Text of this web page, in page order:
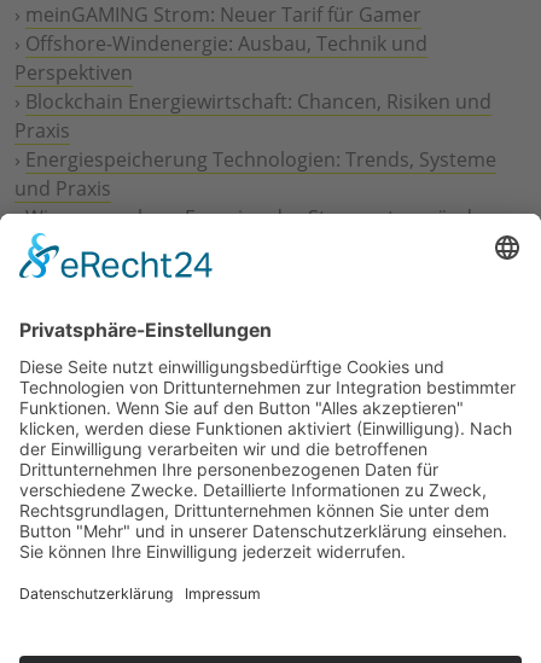
› meinGAMING Strom: Neuer Tarif für Gamer
› Offshore-Windenergie: Ausbau, Technik und
Perspektiven
› Blockchain Energiewirtschaft: Chancen, Risiken und
Praxis
› Energiespeicherung Technologien: Trends, Systeme
und Praxis
›Wie erneuerbare Energien das Stromnetz verändern
Digitalisierung Energiewirtschaft: Effizienz, Netze und
Prozesse
Geschäftsmodelle
›Vorstandswechsel Westenergie: Böddeling übernimmt
befristet
›Wasserstoff-Hochlauf: Dialog, Infrastruktur und
konkrete Schritte
›Solaranlage Regenbogenfarben: FC St. Pauli und
LichtBlick installieren erste weltweite Anlage
Jetzt an der STUDIE360 teilnehmen
Wir möchten Transparenz mit einheitlichen Kriterien